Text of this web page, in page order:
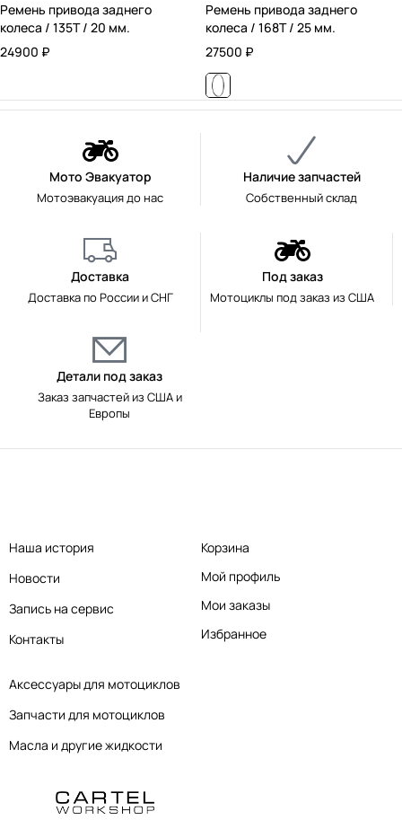
Ремень привода заднего
колеса / 135T / 20 мм.
24900 ₽
Ремень привода заднего
колеса / 168T / 25 мм.
27500 ₽
Мото Эвакуатор
Мотоэвакуация до нас
Наличие запчастей
Собственный склад
Доставка
Доставка по России и СНГ
Под заказ
Мотоциклы под заказ из США
Детали под заказ
Заказ запчастей из США и
Европы
Аксессуары для мотоциклов
Запчасти для мотоциклов
Масла и другие жидкости
Наша история
Новости
Запись на сервис
Контакты
Корзина
Мой профиль
Мои заказы
Избранное